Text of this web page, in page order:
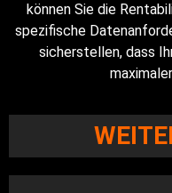
können Sie die
spezifische
sicherstellen, dass